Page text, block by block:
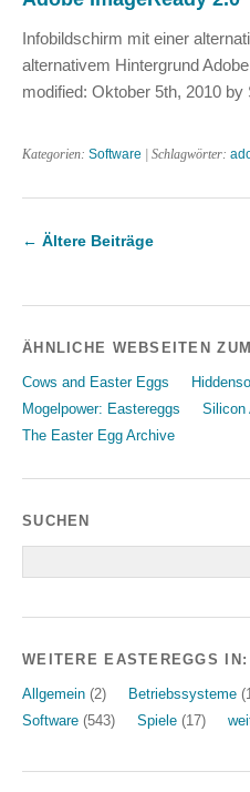
Infobildschirm mit einer
alternativem Hintergrund
modified: Oktober 5th, 2010 by
Kategorien: Software | Schlagwörter:
← Ältere Beiträge
ÄHNLICHE WEBSEITEN
Cows and Easter Eggs
Mogelpower: Eastereggs
Silicon
The Easter Egg Archive
SUCHEN
WEITERE EASTEREGGS IN:
Allgemein (2) Betriebssysteme
Software (543) Spiele (17)